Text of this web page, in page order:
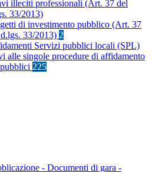
illeciti professionali (Art. 37 del
33/2013)
di investimento pubblico (Art. 37
33/2013) 2
Servizi pubblici locali (SPL)
alle singole procedure di affidamento
225
- Documenti di gara -